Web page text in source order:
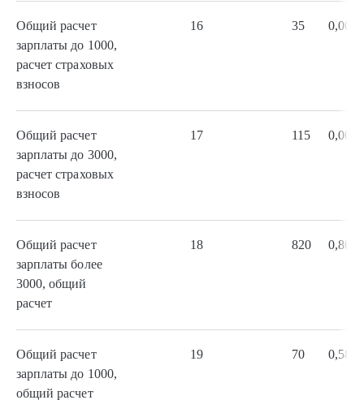
Общий расчет
зарплаты до 1000,
расчет страховых
взносов
16 35 0,00
Общий расчет
зарплаты до 3000,
расчет страховых
взносов
17 115 0,00
Общий расчет
зарплаты более
3000, общий
расчет
18 820 0,80
Общий расчет
зарплаты до 1000,
общий расчет
19 70 0,58